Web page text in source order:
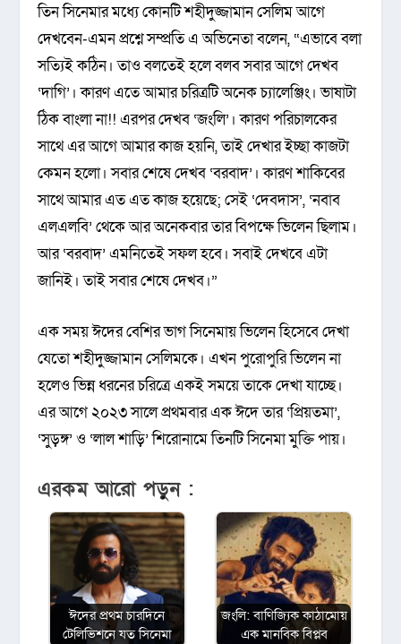
তিন সিনেমার মধ্যে কোনটি শহীদুজ্জামান সেলিম আগে
দেখবেন-এমন প্রশ্নে সম্প্রতি এ অভিনেতা বলেন, “এভাবে বলা
সত্যিই কঠিন। তাও বলতেই হলে বলব সবার আগে দেখব
‘দাগি’। কারণ এতে আমার চরিত্রটি অনেক চ্যালেঞ্জিং। ভাষাটা
ঠিক বাংলা না!! এরপর দেখব ‘জংলি’। কারণ পরিচালকের
সাথে এর আগে আমার কাজ হয়নি, তাই দেখার ইচ্ছা কাজটা
কেমন হলো। সবার শেষে দেখব ‘বরবাদ’। কারণ শাকিবের
সাথে আমার এত এত কাজ হয়েছে; সেই ‘দেবদাস’, ‘নবাব
এলএলবি’ থেকে আর অনেকবার তার বিপক্ষে ভিলেন ছিলাম।
আর ‘বরবাদ’ এমনিতেই সফল হবে। সবাই দেখবে এটা
জানিই। তাই সবার শেষে দেখব।”
এক সময় ঈদের বেশির ভাগ সিনেমায় ভিলেন হিসেবে দেখা
যেতো শহীদুজ্জামান সেলিমকে। এখন পুরোপুরি ভিলেন না
হলেও ভিন্ন ধরনের চরিত্রে একই সময়ে তাকে দেখা যাচ্ছে।
এর আগে ২০২৩ সালে প্রথমবার এক ঈদে তার ‘প্রিয়তমা’,
‘সুড়ঙ্গ’ ও ‘লাল শাড়ি’ শিরোনামে তিনটি সিনেমা মুক্তি পায়।
এরকম আরো পড়ুন :
ঈদের প্রথম চারদিনে
টেলিভিশনে যত সিনেমা
জংলি: বাণিজ্যিক কাঠামোয়
এক মানবিক বিপ্লব